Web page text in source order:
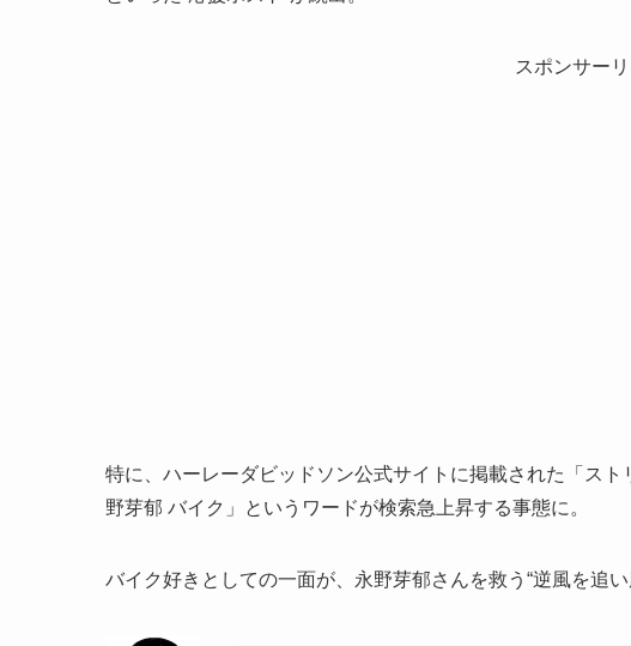
スポンサー
特に、ハーレーダビッドソン公式サイトに掲載された「ス
野芽郁 バイク」というワードが検索急上昇する事態に。
バイク好きとしての一面が、永野芽郁さんを救う“逆風を追